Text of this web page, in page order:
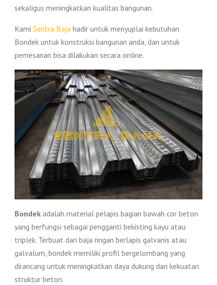
sekaligus meningkatkan kualitas bangunan.
Kami Sentra Baja hadir untuk menyuplai kebutuhan
Bondek untuk konstruksi bangunan anda, dan untuk
pemesanan bisa dilakukan secara online.
Bondek adalah material pelapis bagian bawah cor beton
yang berfungsi sebagai pengganti bekisting kayu atau
triplek. Terbuat dari baja ringan berlapis galvanis atau
galvalum, bondek memiliki profil bergelombang yang
dirancang untuk meningkatkan daya dukung dan kekuatan
struktur beton.